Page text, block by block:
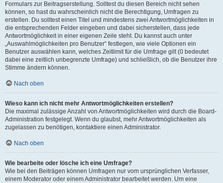
Formulars zur Beitragserstellung. Solltest du diesen Bereich nicht sehen
können, so hast du wahrscheinlich nicht die Berechtigung, Umfragen zu
erstellen. Du solltest einen Titel und mindestens zwei Antwortmöglichkeiten in
die entsprechenden Felder eingeben und dabei sicherstellen, dass jede
Antwortmöglichkeit in einer eigenen Zeile steht. Du kannst auch unter
„Auswahlmöglichkeiten pro Benutzer“ festlegen, wie viele Optionen ein
Benutzer auswählen kann, welches Zeitlimit für die Umfrage gilt (0 bedeutet
dabei eine zeitlich unbegrenzte Umfrage) und schließlich, ob die Benutzer ihre
Stimme ändern können.
Nach oben
Wieso kann ich nicht mehr Antwortmöglichkeiten erstellen?
Die maximal zulässige Anzahl von Antwortmöglichkeiten wird durch die Board-
Administration festgelegt. Wenn du glaubst, mehr Antwortmöglichkeiten als
zugelassen zu benötigen, kontaktiere einen Administrator.
Nach oben
Wie bearbeite oder lösche ich eine Umfrage?
Wie bei den Beiträgen können Umfragen nur vom ursprünglichen Verfasser,
einem Moderator oder einem Administrator bearbeitet werden. Um eine